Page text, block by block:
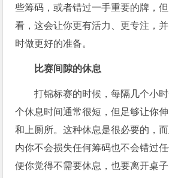
些筹码，或者错过一手重要的牌，
看，这会让你更有活力、更专注，
时做更好的准备。
比赛间隙的休息
打锦标赛的时候，每隔几个小
个休息时间通常很短，但足够让你
和上厕所。这种休息是很必要的，
内你不会损失任何筹码也不会错过
便你觉得不需要休息，也要离开桌